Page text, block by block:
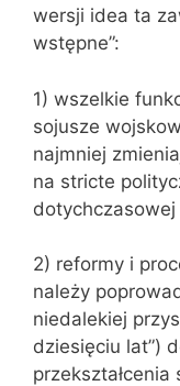
wersji idea ta
wstępne”:
1) wszelkie
sojusze
najmniej
na stricte
dotychczasowej
2) reformy i
należy
niedalekiej
dziesięciu lat”)